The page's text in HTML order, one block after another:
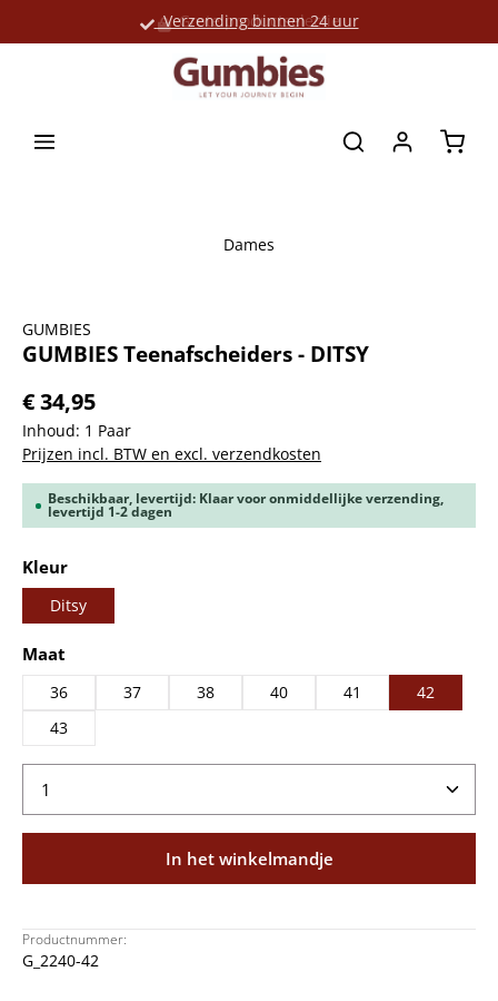
Verzending binnen 24 uur
Grote productselectie
Dames
GUMBIES
GUMBIES Teenafscheiders - DITSY
€ 34,95
Inhoud: 1 Paar
Prijzen incl. BTW en excl. verzendkosten
Beschikbaar, levertijd: Klaar voor onmiddellijke verzending,
levertijd 1-2 dagen
Selecteer
Kleur
Ditsy
Selecteer
Maat
36 37 38 40 41
42
43
Producthoeveelheid: Voer de gewenste
In het winkelmandje
Productnummer:
G_2240-42